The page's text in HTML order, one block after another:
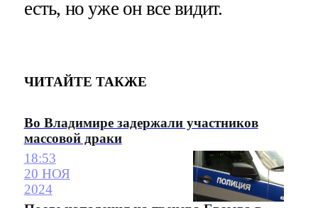
есть, но уже он все видит.
ЧИТАЙТЕ ТАКЖЕ
Во Владимире задержали участников
массовой драки
18:53
20 НОЯ
2024